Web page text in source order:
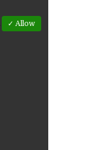
✓ Allow